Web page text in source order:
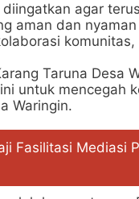
agar
aman dan
Taruna Desa
untuk mencegah
Waringin.
Fasilitasi Mediasi